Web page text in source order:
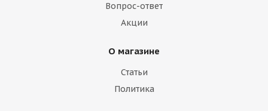
Вопрос-ответ
Акции
О магазине
Статьи
Политика